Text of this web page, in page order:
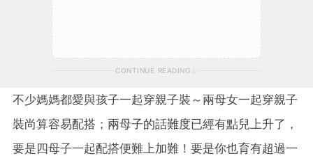
CONTINUE READING
不少媽媽都愛與孩子一起穿親子裝～兩母女一起穿親子
裝尚算容易配搭；兩母子的話難度已經有點兒上升了，
要是四母子一起配搭便難上加難！要是你也育有超過一